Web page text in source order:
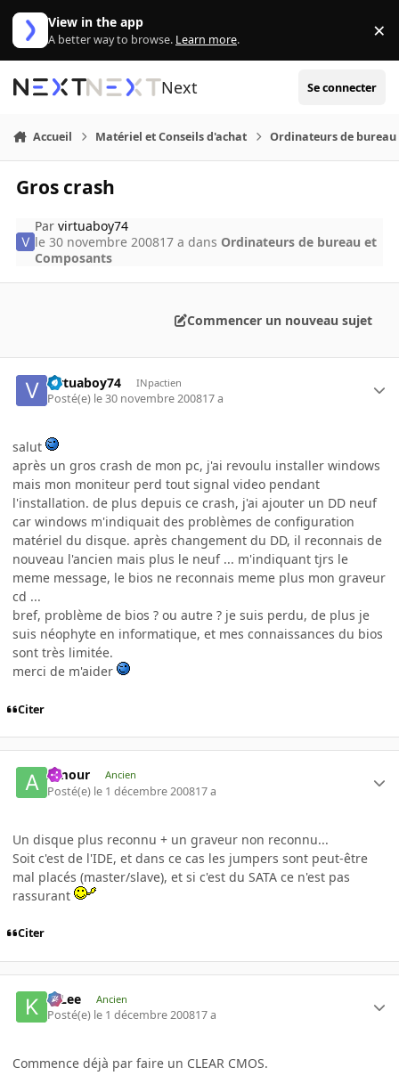
Aller au contenu
View in the app
A better way to browse. Learn more. ×
Next Se connecter
Accueil Matériel et Conseils d'achat Ordinateurs de bureau
Gros crash
Parvirtuaboy74
le 30 novembre 200817 a dans Ordinateurs de bureau et
Composants
Commencer un nouveau sujet
virtuaboy74 INpactien
Posté(e) le 30 novembre 200817 a
salut
après un gros crash de mon pc, j'ai revoulu installer windows
mais mon moniteur perd tout signal video pendant
l'installation. de plus depuis ce crash, j'ai ajouter un DD neuf
car windows m'indiquait des problèmes de configuration
matériel du disque. après changement du DD, il reconnais de
nouveau l'ancien mais plus le neuf ... m'indiquant tjrs le
meme message, le bios ne reconnais meme plus mon graveur
cd ...
bref, problème de bios ? ou autre ? je suis perdu, de plus je
suis néophyte en informatique, et mes connaissances du bios
sont très limitée.
merci de m'aider
Citer
Amour Ancien
Posté(e) le 1 décembre 200817 a
Un disque plus reconnu + un graveur non reconnu...
Soit c'est de l'IDE, et dans ce cas les jumpers sont peut-être
mal placés (master/slave), et si c'est du SATA ce n'est pas
rassurant
Citer
K-Lee Ancien
Posté(e) le 1 décembre 200817 a
Commence déjà par faire un CLEAR CMOS.